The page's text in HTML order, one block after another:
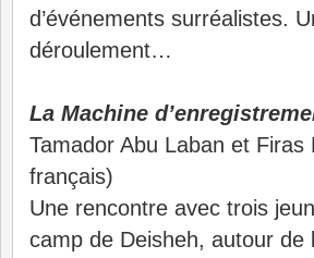
d’événements surréalistes.
déroulement…
La Machine
Tamador Abu Laban et Firas
français)
Une rencontre avec trois
camp de Deisheh, autour